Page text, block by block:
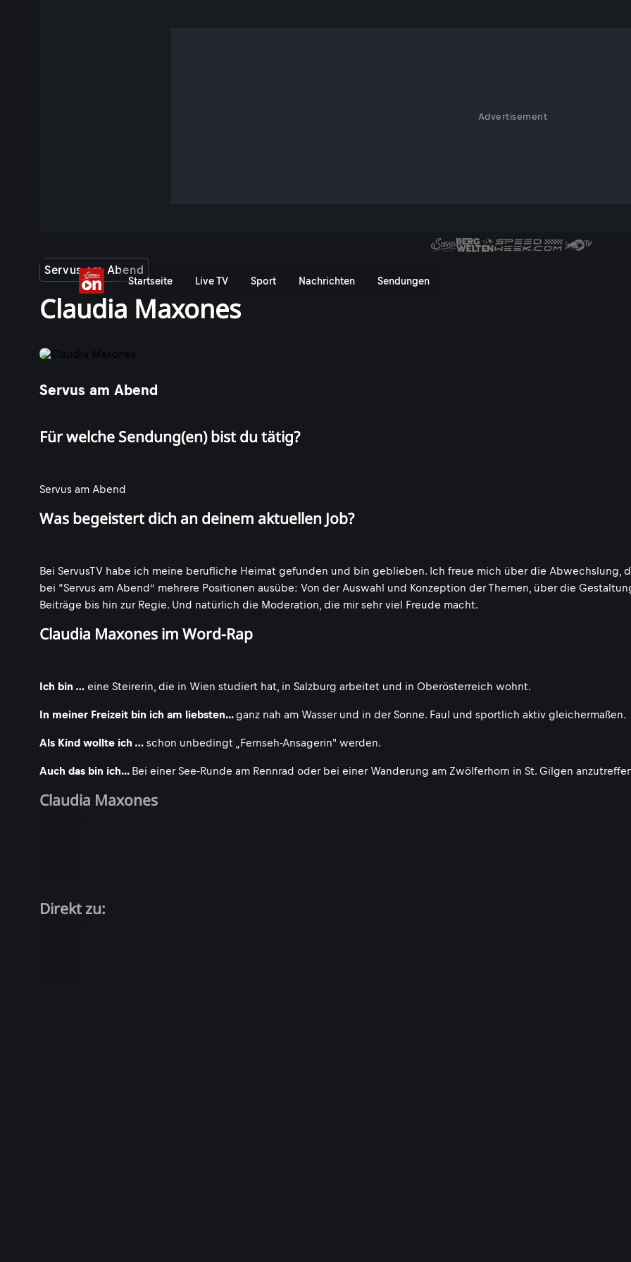
Advertisement
Startseite Live TV Sport Nachrichten Sendungen
Servus am Abend
Claudia Maxones
Servus am Abend
Für welche Sendung(en) bist du tätig?
Servus am Abend
Was begeistert dich an deinem aktuellen Job?
Bei ServusTV habe ich meine berufliche Heimat gefunden und bin geblieben. Ich freue mich über die Abwechslung,
bei “Servus am Abend” mehrere Positionen ausübe: Von der Auswahl und Konzeption der Themen, über die
Beiträge bis hin zur Regie. Und natürlich die Moderation, die mir sehr viel Freude macht.
Claudia Maxones im Word-Rap
Ich bin … eine Steirerin, die in Wien studiert hat, in Salzburg arbeitet und in Oberösterreich wohnt.
In meiner Freizeit bin ich am liebsten... ganz nah am Wasser und in der Sonne. Faul und sportlich aktiv gleichermaßen.
Als Kind wollte ich … schon unbedingt „Fernseh-Ansagerin" werden.
Auch das bin ich... Bei einer See-Runde am Rennrad oder bei einer Wanderung am Zwölferhorn in St. Gilgen
Claudia Maxones
Direkt zu: